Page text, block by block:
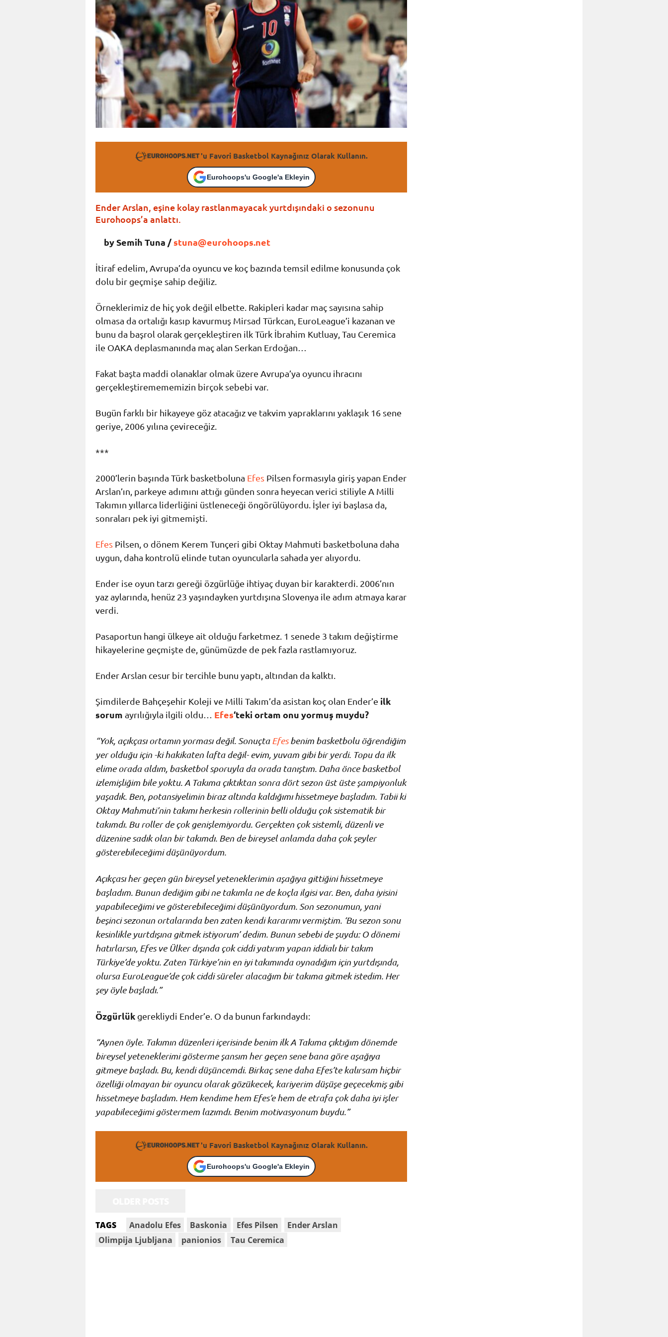
'u Favori Basketbol Kaynağınız Olarak Kullanın.
Eurohoops'u Google'a Ekleyin
Ender Arslan, eşine kolay rastlanmayacak yurtdışındaki o sezonunu
Eurohoops’a anlattı.
by Semih Tuna /stuna@eurohoops.net
İtiraf edelim, Avrupa’da oyuncu ve koç bazında temsil edilme konusunda çok
dolu bir geçmişe sahip değiliz.
Örneklerimiz de hiç yok değil elbette. Rakipleri kadar maç sayısına sahip
olmasa da ortalığı kasıp kavurmuş Mirsad Türkcan, EuroLeague’i kazanan ve
bunu da başrol olarak gerçekleştiren ilk Türk İbrahim Kutluay, Tau Ceremica
ile OAKA deplasmanında maç alan Serkan Erdoğan…
Fakat başta maddi olanaklar olmak üzere Avrupa’ya oyuncu ihracını
gerçekleştiremememizin birçok sebebi var.
Bugün farklı bir hikayeye göz atacağız ve takvim yapraklarını yaklaşık 16 sene
geriye, 2006 yılına çevireceğiz.
***
2000’lerin başında Türk basketboluna Efes Pilsen formasıyla giriş yapan Ender
Arslan’ın, parkeye adımını attığı günden sonra heyecan verici stiliyle A Milli
Takımın yıllarca liderliğini üstleneceği öngörülüyordu. İşler iyi başlasa da,
sonraları pek iyi gitmemişti.
Efes Pilsen, o dönem Kerem Tunçeri gibi Oktay Mahmuti basketboluna daha
uygun, daha kontrolü elinde tutan oyuncularla sahada yer alıyordu.
Ender ise oyun tarzı gereği özgürlüğe ihtiyaç duyan bir karakterdi. 2006’nın
yaz aylarında, henüz 23 yaşındayken yurtdışına Slovenya ile adım atmaya karar
verdi.
Pasaportun hangi ülkeye ait olduğu farketmez. 1 senede 3 takım değiştirme
hikayelerine geçmişte de, günümüzde de pek fazla rastlamıyoruz.
Ender Arslan cesur bir tercihle bunu yaptı, altından da kalktı.
Şimdilerde Bahçeşehir Koleji ve Milli Takım’da asistan koç olan Ender’e ilk
sorum ayrılığıyla ilgili oldu… Efes‘teki ortam onu yormuş muydu?
“Yok, açıkçası ortamın yorması değil. SonuçtaEfesbenim basketbolu öğrendiğim
yer olduğu için -ki hakikaten lafta değil- evim, yuvam gibi bir yerdi. Topu da ilk
elime orada aldım, basketbol sporuyla da orada tanıştım. Daha önce basketbol
izlemişliğim bile yoktu. A Takıma çıktıktan sonra dört sezon üst üste şampiyonluk
yaşadık. Ben, potansiyelimin biraz altında kaldığımı hissetmeye başladım. Tabii ki
Oktay Mahmuti’nin takımı herkesin rollerinin belli olduğu çok sistematik bir
takımdı. Bu roller de çok genişlemiyordu. Gerçekten çok sistemli, düzenli ve
düzenine sadık olan bir takımdı. Ben de bireysel anlamda daha çok şeyler
gösterebileceğimi düşünüyordum.
Açıkçası her geçen gün bireysel yeteneklerimin aşağıya gittiğini hissetmeye
başladım. Bunun dediğim gibi ne takımla ne de koçla ilgisi var. Ben, daha iyisini
yapabileceğimi ve gösterebileceğimi düşünüyordum. Son sezonumun, yani
beşinci sezonun ortalarında ben zaten kendi kararımı vermiştim. ‘Bu sezon sonu
kesinlikle yurtdışına gitmek istiyorum’ dedim. Bunun sebebi de şuydu: O dönemi
hatırlarsın, Efes ve Ülker dışında çok ciddi yatırım yapan iddialı bir takım
Türkiye’de yoktu. Zaten Türkiye’nin en iyi takımında oynadığım için yurtdışında,
olursa EuroLeague’de çok ciddi süreler alacağım bir takıma gitmek istedim. Her
şey öyle başladı.”
Özgürlük gerekliydi Ender’e. O da bunun farkındaydı:
“Aynen öyle. Takımın düzenleri içerisinde benim ilk A Takıma çıktığım dönemde
bireysel yeteneklerimi gösterme şansım her geçen sene bana göre aşağıya
gitmeye başladı. Bu, kendi düşüncemdi. Birkaç sene daha Efes’te kalırsam hiçbir
özelliği olmayan bir oyuncu olarak gözükecek, kariyerim düşüşe geçecekmiş gibi
hissetmeye başladım. Hem kendime hem Efes’e hem de etrafa çok daha iyi işler
yapabileceğimi göstermem lazımdı. Benim motivasyonum buydu.”
'u Favori Basketbol Kaynağınız Olarak Kullanın.
Eurohoops'u Google'a Ekleyin
TAGS Anadolu Efes Baskonia Efes Pilsen
Ender Arslan
Olimpija Ljubljana
panionios Tau Ceremica